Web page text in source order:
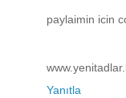
paylaimin icin
Yanıtla